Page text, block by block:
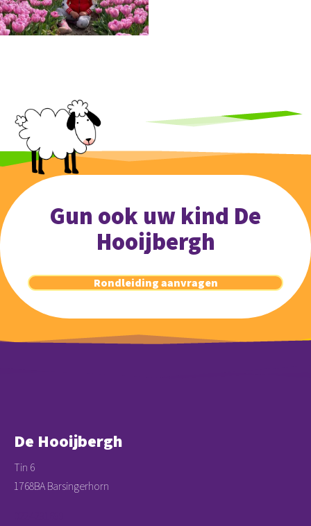
Gun ook uw kind De
Hooijbergh
Rondleiding aanvragen
De Hooijbergh
Tin 6
1768BA Barsingerhorn